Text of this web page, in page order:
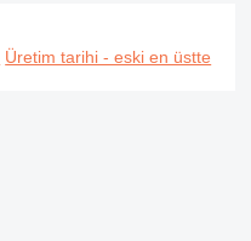
Üretim tarihi - eski en üstte